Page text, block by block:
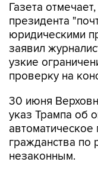
Газета
президента
юридическими
заявил
узкие
проверку на
30 июня
указ Трампа об
гражданства по
незаконным.